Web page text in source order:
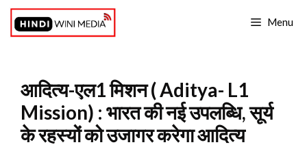
Skip
content
Menu
आदित्य-एल1 मिशन ( Aditya- L1
Mission) : भारत की नई उपलब्धि, सूर्य
के रहस्यों को उजागर करेगा आदित्य